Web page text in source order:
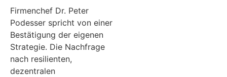
Firmenchef Dr. Peter
Podesser spricht von einer
Bestätigung der eigenen
Strategie. Die Nachfrage
nach resilienten,
dezentralen